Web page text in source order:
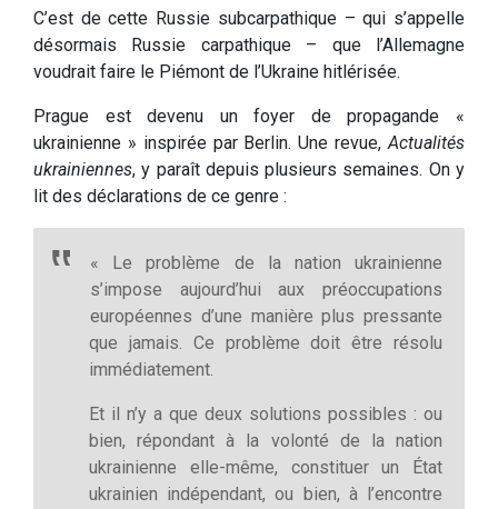
C’est de cette Russie subcarpathique – qui s’appelle
désormais Russie carpathique – que l’Allemagne
voudrait faire le Piémont de l’Ukraine hitlérisée.
Prague est devenu un foyer de propagande «
ukrainienne » inspirée par Berlin. Une revue,Actualités
ukrainiennes, y paraît depuis plusieurs semaines. On y
lit des déclarations de ce genre :
« Le problème de la nation ukrainienne
s’impose aujourd’hui aux préoccupations
européennes d’une manière plus pressante
que jamais. Ce problème doit être résolu
immédiatement.
Et il n’y a que deux solutions possibles : ou
bien, répondant à la volonté de la nation
ukrainienne elle-même, constituer un État
ukrainien indépendant, ou bien, à l’encontre